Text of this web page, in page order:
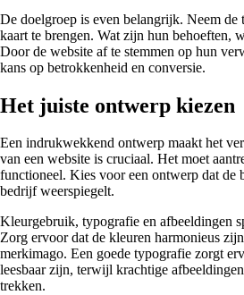
De doelgroep is even belangrijk. Neem de
kaart te brengen. Wat zijn hun behoeften,
Door de website af te stemmen op hun
kans op betrokkenheid en conversie.
Het juiste ontwerp kiezen
Een indrukwekkend ontwerp maakt het
van een website is cruciaal. Het moet
functioneel. Kies voor een ontwerp dat de
bedrijf weerspiegelt.
Kleurgebruik, typografie en afbeeldingen
Zorg ervoor dat de kleuren harmonieus
merkimago. Een goede typografie zorgt
leesbaar zijn, terwijl krachtige
trekken.